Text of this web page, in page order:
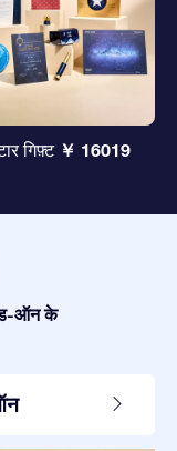
गिफ़्ट ￥ 16019
ऑन के